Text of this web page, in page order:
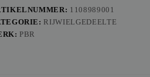
1108989001
RIJWIELGEDEELTE
PBR